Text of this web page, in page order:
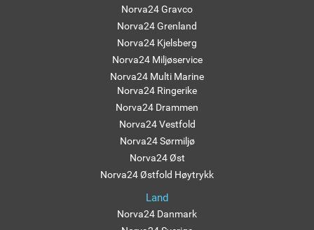
Norva24 Gravco
Norva24 Grenland
Norva24 Kjelsberg
Norva24 Miljøservice
Norva24 Multi Marine
Norva24 Ringerike
Norva24 Drammen
Norva24 Vestfold
Norva24 Sørmiljø
Norva24 Øst
Norva24 Østfold Høytrykk
Land
Norva24 Danmark